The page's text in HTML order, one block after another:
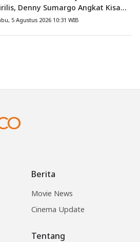
Denny Sumargo Angkat Kisah
Fanny Kondoh
5 Agustus 2026 10:31 WIB
Berita
Movie News
Cinema Update
Tentang